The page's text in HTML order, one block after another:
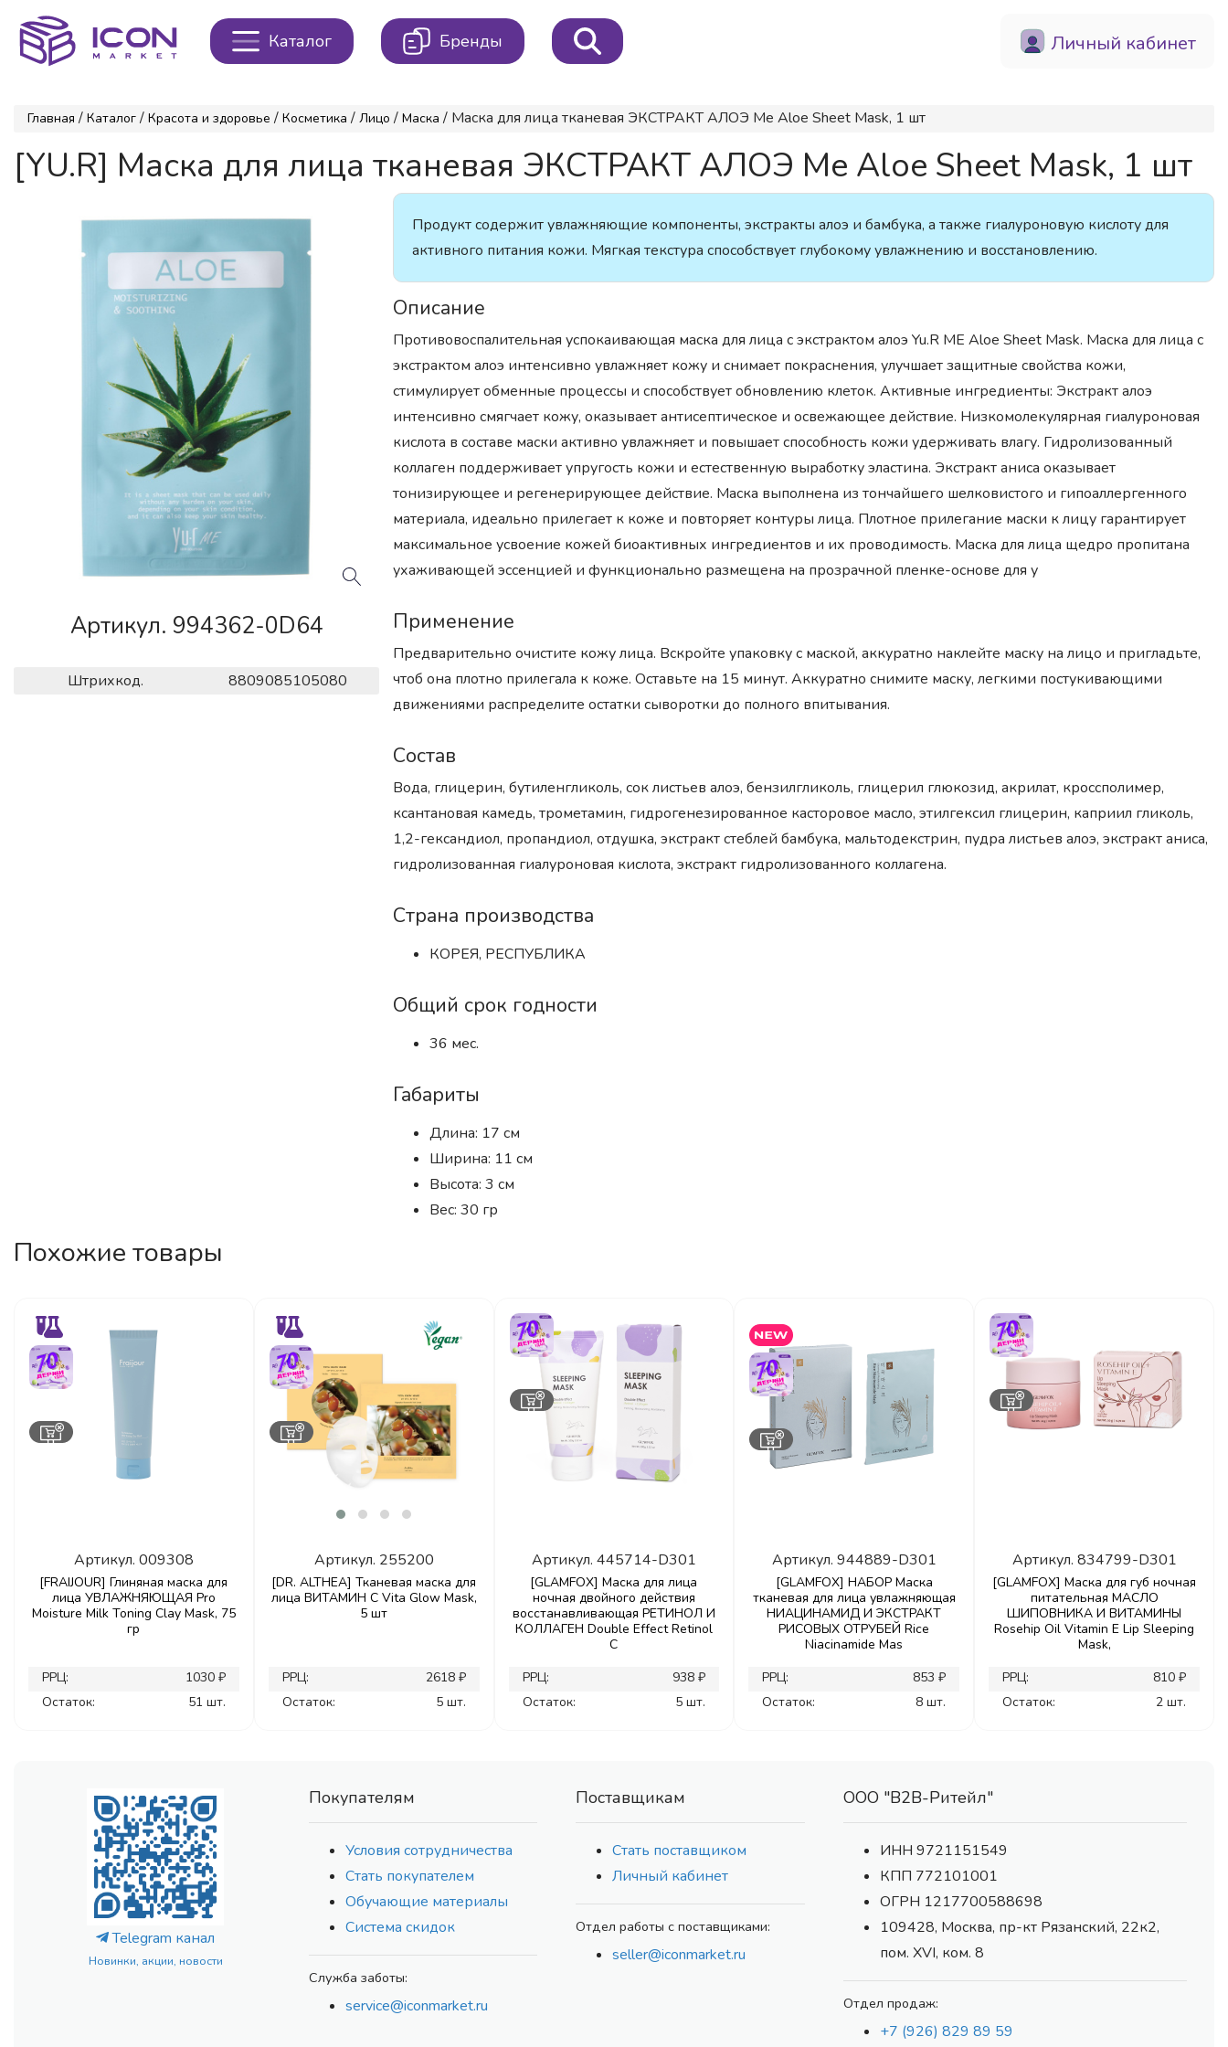
Каталог Бренды Личный кабинет
Главная / Каталог / Красота и здоровье / Косметика / Лицо / Маска / Маска для лица тканевая ЭКСТРАКТ АЛОЭ Me Aloe Sheet Mask, 1 шт
[YU.R] Маска для лица тканевая ЭКСТРАКТ АЛОЭ Me Aloe Sheet Mask, 1 шт
Артикул. 994362-0D64
Штрихкод. 8809085105080
Продукт содержит увлажняющие компоненты, экстракты алоэ и бамбука, а также гиалуроновую кислоту для
активного питания кожи. Мягкая текстура способствует глубокому увлажнению и восстановлению.
Описание
Противовоспалительная успокаивающая маска для лица с экстрактом алоэ Yu.R ME Aloe Sheet Mask. Маска для лица с
экстрактом алоэ интенсивно увлажняет кожу и снимает покраснения, улучшает защитные свойства кожи,
стимулирует обменные процессы и способствует обновлению клеток. Активные ингредиенты: Экстракт алоэ
интенсивно смягчает кожу, оказывает антисептическое и освежающее действие. Низкомолекулярная гиалуроновая
кислота в составе маски активно увлажняет и повышает способность кожи удерживать влагу. Гидролизованный
коллаген поддерживает упругость кожи и естественную выработку эластина. Экстракт аниса оказывает
тонизирующее и регенерирующее действие. Маска выполнена из тончайшего шелковистого и гипоаллергенного
материала, идеально прилегает к коже и повторяет контуры лица. Плотное прилегание маски к лицу гарантирует
максимальное усвоение кожей биоактивных ингредиентов и их проводимость. Маска для лица щедро пропитана
ухаживающей эссенцией и функционально размещена на прозрачной пленке-основе для у
Применение
Предварительно очистите кожу лица. Вскройте упаковку с маской, аккуратно наклейте маску на лицо и пригладьте,
чтоб она плотно прилегала к коже. Оставьте на 15 минут. Аккуратно снимите маску, легкими постукивающими
движениями распределите остатки сыворотки до полного впитывания.
Состав
Вода, глицерин, бутиленгликоль, сок листьев алоэ, бензилгликоль, глицерил глюкозид, акрилат, кроссполимер,
ксантановая камедь, трометамин, гидрогенезированное касторовое масло, этилгексил глицерин, каприил гликоль,
1,2-гександиол, пропандиол, отдушка, экстракт стеблей бамбука, мальтодекстрин, пудра листьев алоэ, экстракт аниса,
гидролизованная гиалуроновая кислота, экстракт гидролизованного коллагена.
Страна производства
КОРЕЯ, РЕСПУБЛИКА
Общий срок годности
36 мес.
Габариты
Длина: 17 см
Ширина: 11 см
Высота: 3 см
Вес: 30 гр
Похожие товары
Артикул. 009308
[FRAIJOUR] Глиняная маска для
лица УВЛАЖНЯЮЩАЯ Pro
Moisture Milk Toning Clay Mask, 75
гр
РРЦ:
1030 ₽
Остаток:
51 шт.
Артикул. 255200
[DR. ALTHEA] Тканевая маска для
лица ВИТАМИН С Vita Glow Mask,
5 шт
РРЦ:
2618 ₽
Остаток:
5 шт.
Артикул. 445714-D301
[GLAMFOX] Маска для лица
ночная двойного действия
восстанавливающая РЕТИНОЛ И
КОЛЛАГЕН Double Effect Retinol
C
РРЦ:
938 ₽
Остаток:
5 шт.
Артикул. 944889-D301
[GLAMFOX] НАБОР Маска
тканевая для лица увлажняющая
НИАЦИНАМИД И ЭКСТРАКТ
РИСОВЫХ ОТРУБЕЙ Rice
Niacinamide Mas
РРЦ:
853 ₽
Остаток:
8 шт.
Артикул. 834799-D301
[GLAMFOX] Маска для губ ночная
питательная МАСЛО
ШИПОВНИКА И ВИТАМИНЫ
Rosehip Oil Vitamin E Lip Sleeping
Mask,
РРЦ:
810 ₽
Остаток:
2 шт.
Telegram канал
Новинки, акции, новости
Покупателям
Условия сотрудничества
Стать покупателем
Обучающие материалы
Система скидок
Служба заботы:
service@iconmarket.ru
Поставщикам
Стать поставщиком
Личный кабинет
Отдел работы с поставщиками:
seller@iconmarket.ru
ООО "В2В-Ритейл"
ИНН 9721151549
КПП 772101001
ОГРН 1217700588698
109428, Москва, пр-кт Рязанский, 22к2,
пом. XVI, ком. 8
Отдел продаж:
+7 (926) 829 89 59